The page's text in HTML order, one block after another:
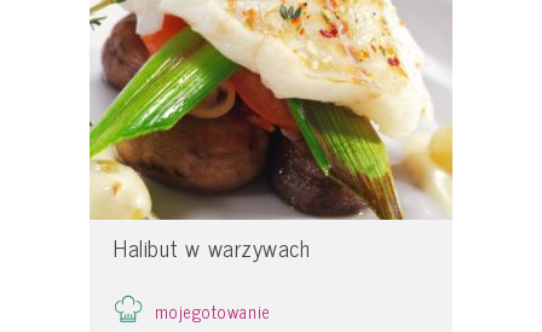
Halibut w warzywach
mojegotowanie